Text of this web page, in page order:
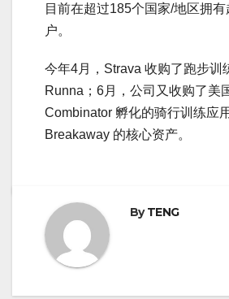
目前在超过185个国家/地区拥有
户。
今年4月，Strava 收购了跑步训
Runna；6月，公司又收购了美
Combinator 孵化的骑行训练应
Breakaway 的核心资产。
ByTENG